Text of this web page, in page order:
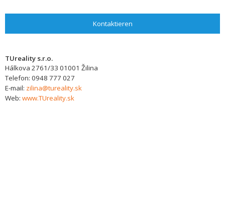
Kontaktieren
TUreality s.r.o.
Hálkova 2761/33 01001 Žilina
Telefon: 0948 777 027
E-mail: zilina@tureality.sk
Web: www.TUreality.sk